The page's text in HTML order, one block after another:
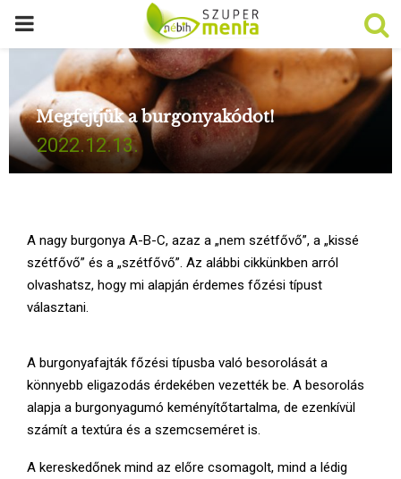
P
I
M
R
Y
M
E
N
Megfejtjük a burgonyakódot!
2022.12.13.
A nagy burgonya A-B-C, azaz a „nem szétfővő”, a „kissé
szétfővő” és a „szétfővő”. Az alábbi cikkünkben arról
olvashatsz, hogy mi alapján érdemes főzési típust
választani.
A burgonyafajták főzési típusba való besorolását a
könnyebb eligazodás érdekében vezették be. A besorolás
alapja a burgonyagumó keményítőtartalma, de ezenkívül
számít a textúra és a szemcseméret is.
A kereskedőnek mind az előre csomagolt, mind a lédig